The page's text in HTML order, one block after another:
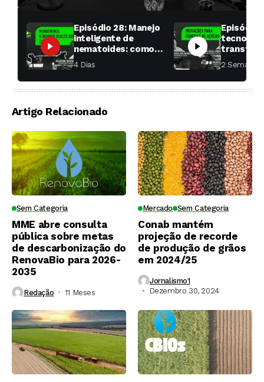
Episódio 28: Manejo
inteligente de
nematoides: como
aumentar a
produtividade das
soqueiras?
4 Dias ⁮
Episódio
fábricas
2 Semanas ⁮
Artigo Relacionado
Sem Categoria
MME abre consulta
pública sobre metas
de descarbonização do
RenovaBio para 2026-
2035
Redação 11 Meses ⁮
Mercado Sem Categoria
Conab mantém
projeção de recorde
de produção de grãos
em 2024/25
Jornalismo1
Dezembro 30, 2024